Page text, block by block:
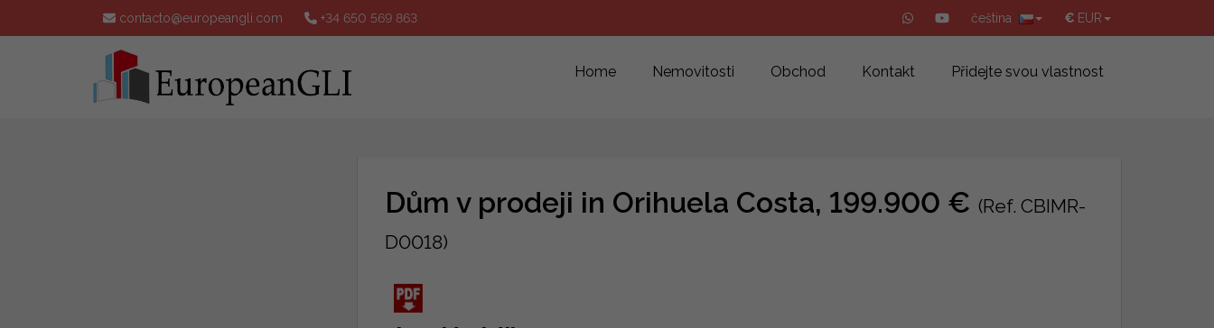
contacto@europeangli.com +34 650 569 863 € EUR
čeština
Home Nemovitosti Obchod Kontakt Přidejte svou vlastnost
Dům v prodeji in Orihuela Costa, 199.900 € (Ref. CBIMR-
D0018)